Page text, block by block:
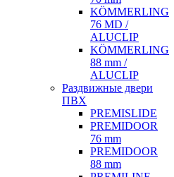
KÖMMERLING
76 MD /
ALUCLIP
KÖMMERLING
88 mm /
ALUCLIP
Раздвижные двери
ПВХ
PREMISLIDE
PREMIDOOR
76 mm
PREMIDOOR
88 mm